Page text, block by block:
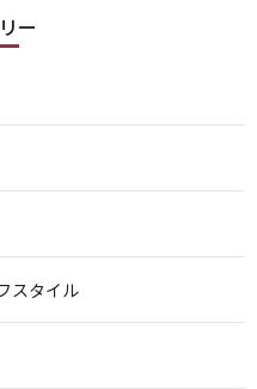
ー
スタイル